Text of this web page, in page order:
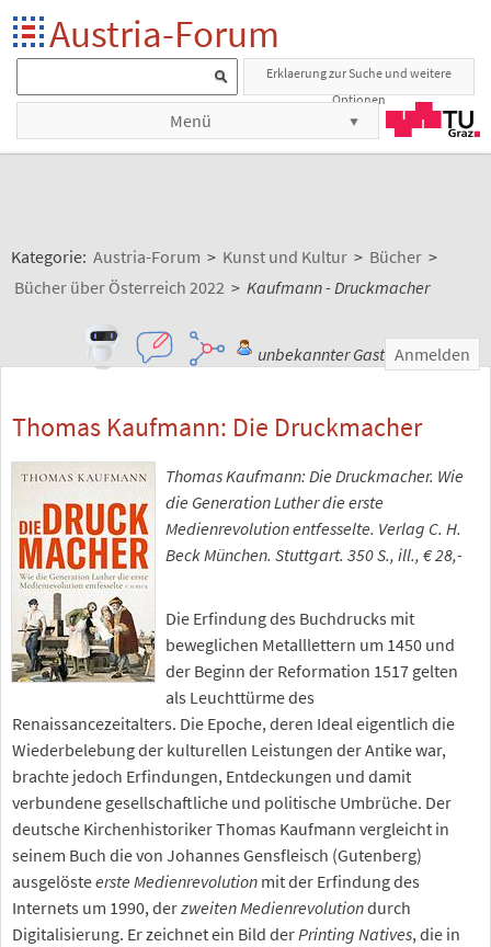
Austria-Forum
Erklaerung zur Suche und weitere
Optionen
Menü
Kategorie: Austria-Forum > Kunst und Kultur > Bücher >
Bücher über Österreich 2022 > Kaufmann - Druckmacher
unbekannter Gast Anmelden
Thomas Kaufmann: Die Druckmacher
Thomas Kaufmann: Die Druckmacher. Wie
die Generation Luther die erste
Medienrevolution entfesselte. Verlag C. H.
Beck München. Stuttgart. 350 S., ill., € 28,-
Die Erfindung des Buchdrucks mit
beweglichen Metalllettern um 1450 und
der Beginn der Reformation 1517 gelten
als Leuchttürme des
Renaissancezeitalters. Die Epoche, deren Ideal eigentlich die
Wiederbelebung der kulturellen Leistungen der Antike war,
brachte jedoch Erfindungen, Entdeckungen und damit
verbundene gesellschaftliche und politische Umbrüche. Der
deutsche Kirchenhistoriker Thomas Kaufmann vergleicht in
seinem Buch die von Johannes Gensfleisch (Gutenberg)
ausgelösteerste Medienrevolution mit der Erfindung des
Internets um 1990, derzweiten Medienrevolutiondurch
Digitalisierung. Er zeichnet ein Bild derPrinting Natives, die in